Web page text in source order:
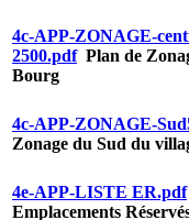
4c-APP-ZONAGE-
2500.pdfPlan de
Bourg
4c-APP-ZONAGE-
Zonage du Sud du
4e-APP-LISTE ER.pdf
Emplacements